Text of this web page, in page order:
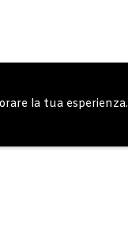
la tua esperienza.